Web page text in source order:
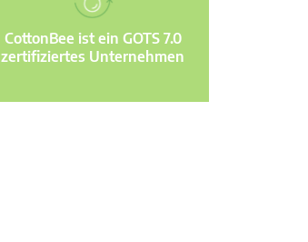
CottonBee ist ein GOTS 7.0
zertifiziertes Unternehmen